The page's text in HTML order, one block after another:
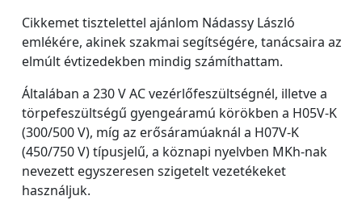
Cikkemet tisztelettel ajánlom Nádassy László
emlékére, akinek szakmai segítségére, tanácsaira az
elmúlt évtizedekben mindig számíthattam.
Általában a 230 V AC vezérlőfeszültségnél, illetve a
törpefeszültségű gyengeáramú körökben a H05V-K
(300/500 V), míg az erősáramúaknál a H07V-K
(450/750 V) típusjelű, a köznapi nyelvben MKh-nak
nevezett egyszeresen szigetelt vezetékeket
használjuk.